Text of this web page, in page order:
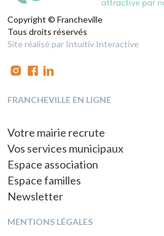
Copyright © Francheville
Tous droits réservés
Site réalisé par Intuitiv Interactive
FRANCHEVILLE EN LIGNE
Votre mairie recrute
Vos services municipaux
Espace association
Espace familles
Newsletter
MENTIONS LÉGALES